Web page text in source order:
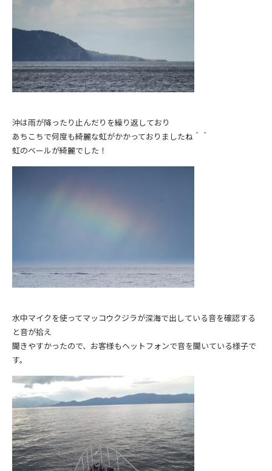
沖は雨が降ったり止んだりを繰り返しており
あちこちで何度も綺麗な虹がかかっておりましたね＾＾
虹のベールが綺麗でした！
水中マイクを使ってマッコウクジラが深海で出している音を確認する
と音が拾え
聞きやすかったので、お客様もヘットフォンで音を聞いている様子で
す。